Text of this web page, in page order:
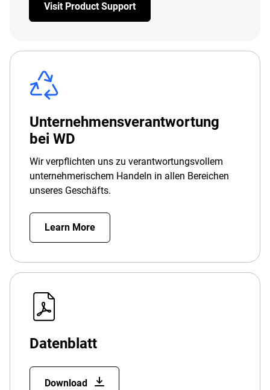
Visit Product Support
Unternehmensverantwortung
bei WD
Wir verpflichten uns zu verantwortungsvollem
unternehmerischem Handeln in allen Bereichen
unseres Geschäfts.
Learn More
Datenblatt
Download